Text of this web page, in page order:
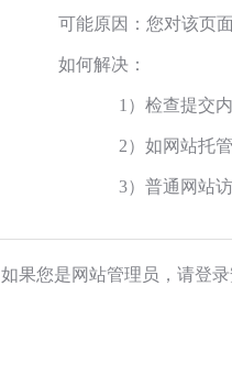
可能原因：您对该页
如何解决：
1）检查提交
2）如网站托
3）普通网站
如果您是网站管理员，请登